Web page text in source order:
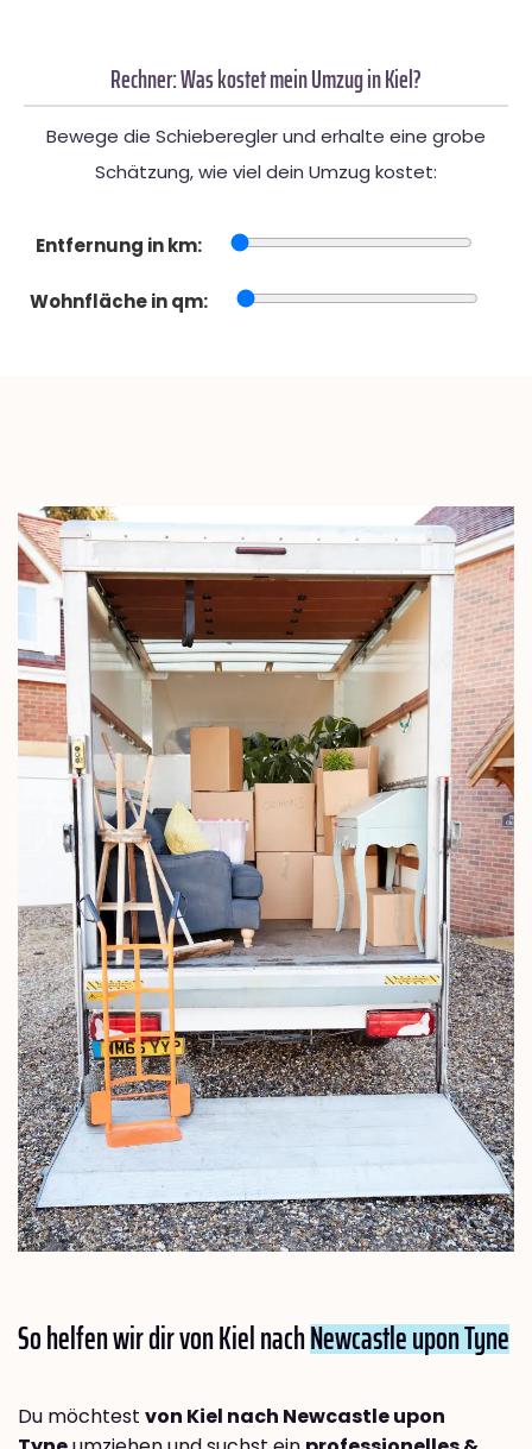
Rechner: Was kostet mein Umzug in Kiel?
Bewege die Schieberegler und erhalte eine grobe
Schätzung, wie viel dein Umzug kostet:
Entfernung in km:
Wohnfläche in qm:
So helfen wir dir von Kiel nachNewcastle upon Tyne
Du möchtest von Kiel nach Newcastle upon